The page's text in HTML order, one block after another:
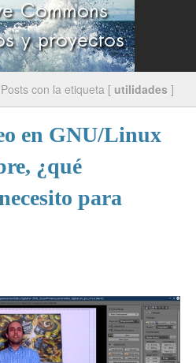
Posts con la etiqueta [ utilidades ]
en GNU/Linux
¿qué
para